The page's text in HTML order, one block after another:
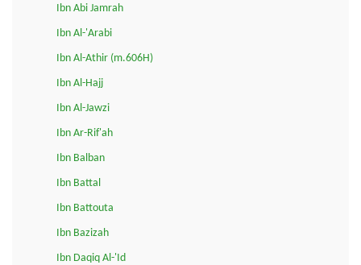
Ibn Abi Jamrah
Ibn Al-'Arabi
Ibn Al-Athir (m.606H)
Ibn Al-Hajj
Ibn Al-Jawzi
Ibn Ar-Rif'ah
Ibn Balban
Ibn Battal
Ibn Battouta
Ibn Bazizah
Ibn Daqiq Al-'Id